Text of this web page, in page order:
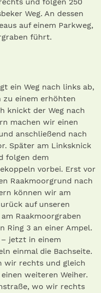
und folgen 250
Weg. An dessen
auf einem Parkweg,
führt.
ein Weg nach links ab,
zu einem erhöhten
knickt der Weg nach
machen wir einen
anschließend nach
Später am Linksknick
folgen dem
vorbei. Erst vor
Raakmoorgrund nach
können wir am
auf unseren
Raakmoorgraben
Ring 3 an einer Ampel.
jetzt in einem
einmal die Bachseite.
wir rechts und gleich
weiteren Weiher.
wo wir rechts